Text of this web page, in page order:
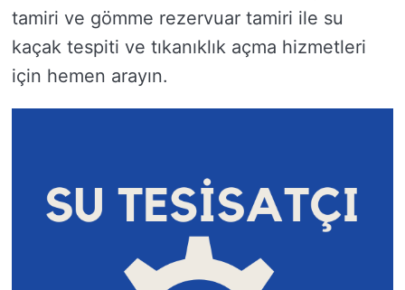
tamiri ve gömme rezervuar tamiri ile su
kaçak tespiti ve tıkanıklık açma hizmetleri
için hemen arayın.